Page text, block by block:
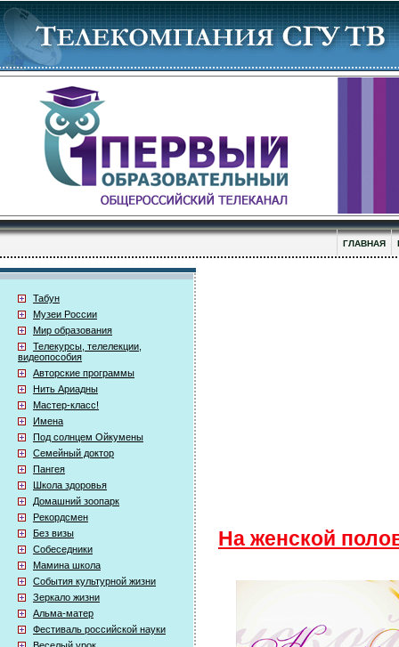
ГЛАВНАЯ
Табун
Музеи России
Мир образования
Телекурсы, телелекции,
видеопособия
Авторские программы
Нить Ариадны
Мастер-класс!
Имена
Под солнцем Ойкумены
Семейный доктор
Пангея
Школа здоровья
Домашний зоопарк
Рекордсмен
Без визы
Собеседники
Мамина школа
События культурной жизни
Зеркало жизни
Альма-матер
Фестиваль российской науки
На женской